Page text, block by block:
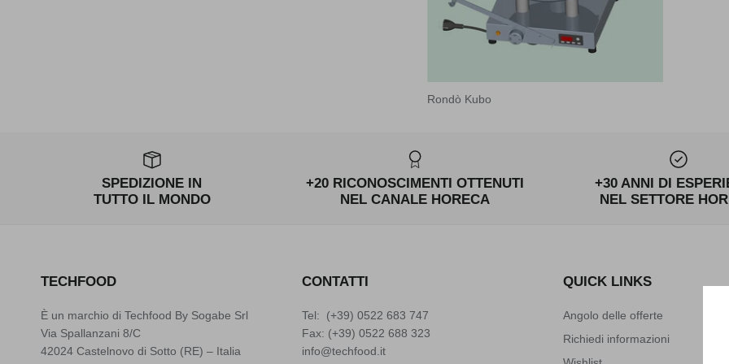
Rondò Kubo
SPEDIZIONE IN
TUTTO IL MONDO
+20 RICONOSCIMENTI OTTENUTI
NEL CANALE HORECA
+30 ANNI DI
NEL SETTORE
TECHFOOD
È un marchio di Techfood By Sogabe Srl
Via Spallanzani 8/C
42024 Castelnovo di Sotto (RE) – Italia
CONTATTI
Tel: (+39) 0522 683 747
Fax: (+39) 0522 688 323
info@techfood.it
QUICK LINKS
Angolo delle offerte
Richiedi informazioni